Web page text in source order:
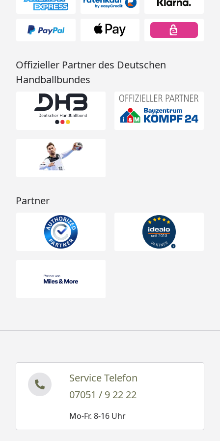
Offizieller Partner des Deutschen
Handballbundes
Partner
Service Telefon
07051 / 9 22 22
Mo-Fr. 8-16 Uhr